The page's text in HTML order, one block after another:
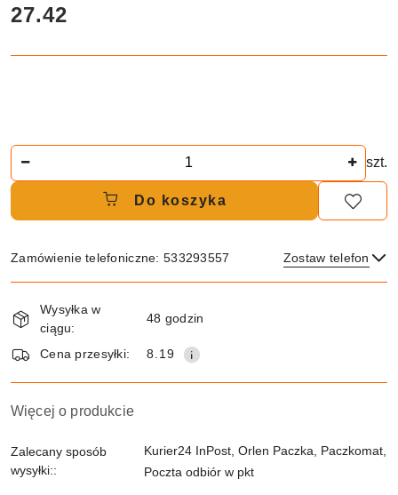
cena:
27.42
szt.
Do koszyka
Zamówienie telefoniczne: 533293557 Zostaw telefon
Dostępność
i
dostawa
Wysyłka w
ciągu:
48 godzin
Cena przesyłki: 8.19
Więcej o produkcie
Zalecany sposób
wysyłki::
Kurier24 InPost, Orlen Paczka, Paczkomat,
Poczta odbiór w pkt